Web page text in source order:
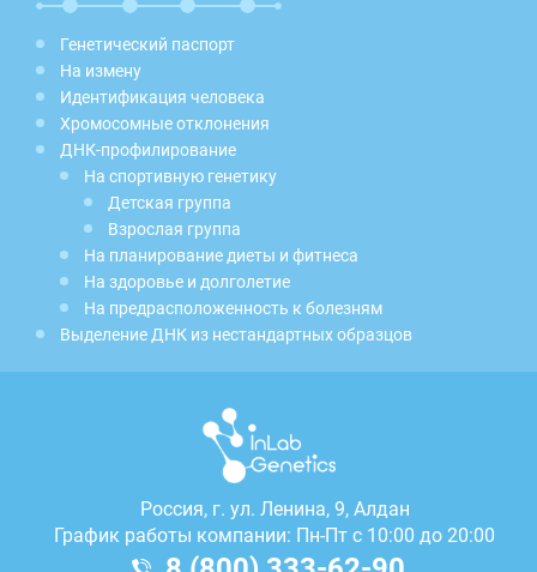
Генетический паспорт
На измену
Идентификация человека
Хромосомные отклонения
ДНК-профилирование
На спортивную генетику
Детская группа
Взрослая группа
На планирование диеты и фитнеса
На здоровье и долголетие
На предрасположенность к болезням
Выделение ДНК из нестандартных образцов
Россия, г. ул. Ленина, 9, Алдан
График работы компании: Пн-Пт с 10:00 до 20:00